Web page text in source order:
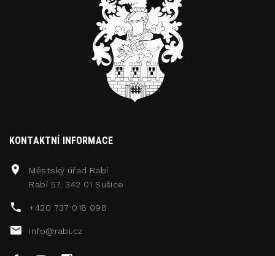
KONTAKTNÍ INFORMACE
Městský úřad Rabí
Rabí 57, 342 01 Sušice
+420 737 018 098
info@rabi.cz